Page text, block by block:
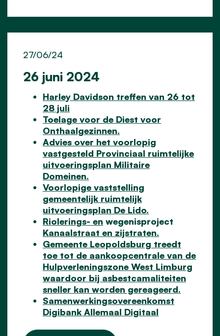
26 juni 2024
27/06/24
Harley Davidson treffen van 26 tot
28 juli
Toelage voor de Diest voor
Onthaalgezinnen.
Advies over het voorlopig
vastgesteld Provinciaal ruimtelijke
uitvoeringsplan Militaire
Domeinen.
Voorlopige vaststelling
gemeentelijk ruimtelijk
uitvoeringsplan De Lido.
Riolerings- en wegenisproject
Kanaalstraat en zijstraten.
Gemeente Leopoldsburg treedt
toe tot de aankoopcentrale van de
Hulpverleningszone West Limburg
waardoor bij asbestcamaliteiten
sneller kan worden gereageerd.
Samenwerkingsovereenkomst
Digibank Allemaal Digitaal